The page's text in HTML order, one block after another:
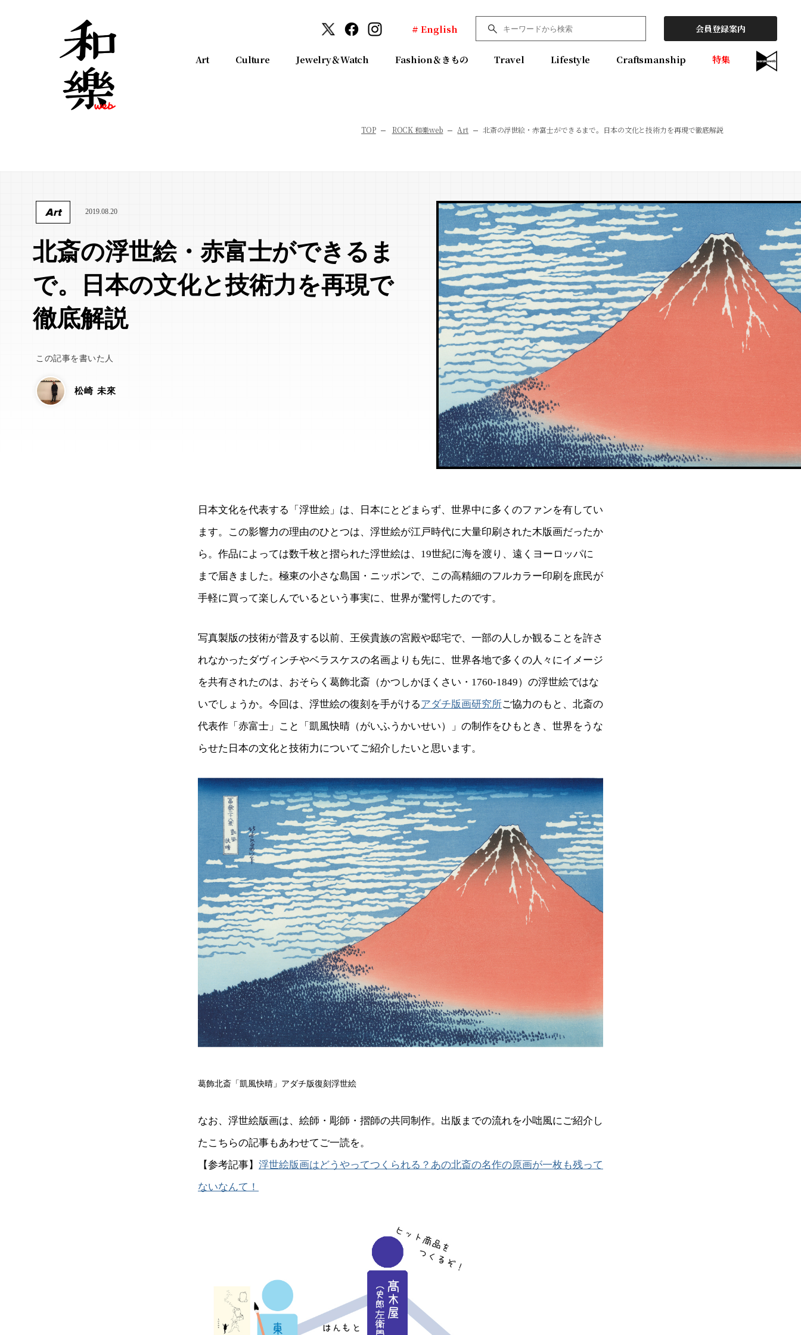
# English 会員登録案内
Art Culture Jewelry＆Watch Fashion＆きもの Travel Lifestyle Craftsmanship 特集
TOP ROCK 和樂web Art 北斎の浮世絵・赤富士ができるまで。日本の文化と技術力を再現で徹底解説
Art 2019.08.20
北斎の浮世絵・赤富士ができるま
で。日本の文化と技術力を再現で
徹底解説
この記事を書いた人
松崎 未來
日本文化を代表する「浮世絵」は、日本にとどまらず、世界中に多くのファンを有してい
ます。この影響力の理由のひとつは、浮世絵が江戸時代に大量印刷された木版画だったか
ら。作品によっては数千枚と摺られた浮世絵は、19世紀に海を渡り、遠くヨーロッパに
まで届きました。極東の小さな島国・ニッポンで、この高精細のフルカラー印刷を庶民が
手軽に買って楽しんでいるという事実に、世界が驚愕したのです。
写真製版の技術が普及する以前、王侯貴族の宮殿や邸宅で、一部の人しか観ることを許さ
れなかったダヴィンチやベラスケスの名画よりも先に、世界各地で多くの人々にイメージ
を共有されたのは、おそらく葛飾北斎（かつしかほくさい・1760-1849）の浮世絵ではな
いでしょうか。今回は、浮世絵の復刻を手がけるアダチ版画研究所ご協力のもと、北斎の
代表作「赤富士」こと「凱風快晴（がいふうかいせい）」の制作をひもとき、世界をうな
らせた日本の文化と技術力についてご紹介したいと思います。
葛飾北斎「凱風快晴」アダチ版復刻浮世絵
なお、浮世絵版画は、絵師・彫師・摺師の共同制作。出版までの流れを小咄風にご紹介し
たこちらの記事もあわせてご一読を。
【参考記事】 浮世絵版画はどうやってつくられる？あの北斎の名作の原画が一枚も残って
ないなんて！